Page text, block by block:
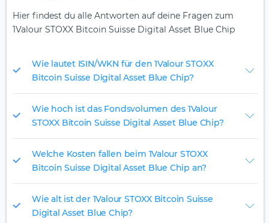
Hier findest du alle Antworten auf deine Fragen zum
1Valour STOXX Bitcoin Suisse Digital Asset Blue Chip
Wie lautet ISIN/WKN für den 1Valour STOXX
Bitcoin Suisse Digital Asset Blue Chip?
Wie hoch ist das Fondsvolumen des 1Valour
STOXX Bitcoin Suisse Digital Asset Blue Chip?
Welche Kosten fallen beim 1Valour STOXX
Bitcoin Suisse Digital Asset Blue Chip an?
Wie alt ist der 1Valour STOXX Bitcoin Suisse
Digital Asset Blue Chip?